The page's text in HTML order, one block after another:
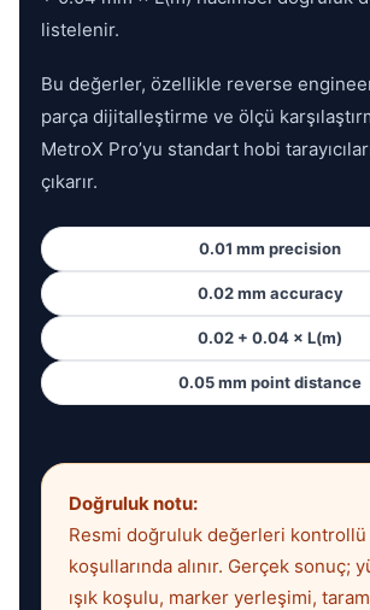
listelenir.
Bu değerler, özellikle reverse
parça dijitalleştirme ve ölçü
MetroX Pro’yu standart hobi
çıkarır.
0.01 mm precision
0.02 mm accuracy
0.02 + 0.04 × L(m)
0.05 mm point distance
Doğruluk notu:
Resmi doğruluk değerleri
koşullarında alınır. Gerçek sonuç;
ışık koşulu, marker yerleşimi,